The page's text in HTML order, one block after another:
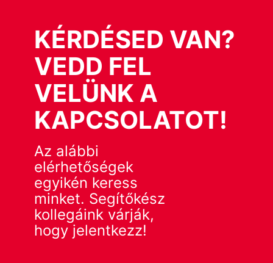
KÉRDÉSED VAN?
VEDD FEL
VELÜNK A
KAPCSOLATOT!
Az alábbi
elérhetőségek
egyikén keress
minket. Segítőkész
kollegáink várják,
hogy jelentkezz!